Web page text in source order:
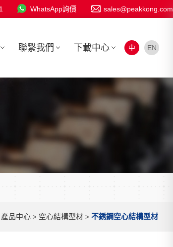
sales@peakkong.com
WhatsApp詢價
聯繫我們 下載中心 中 EN
產品中心 > 空心結構型材 > 不銹鋼空心結構型材